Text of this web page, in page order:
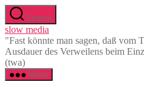
Skip
to
the
content
Search
slow media
"Fast könnte man sagen, daß vom
Ausdauer des Verweilens beim
(twa)
Menu